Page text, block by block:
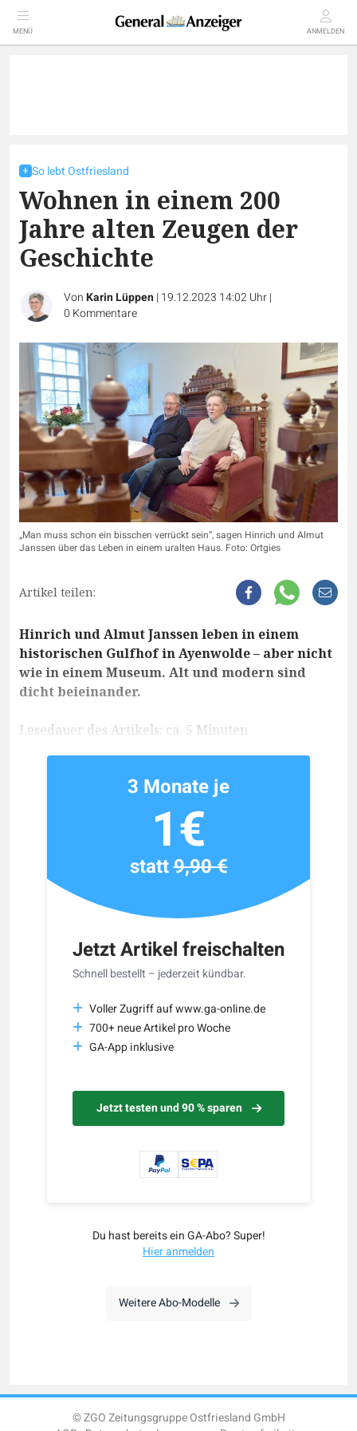
MENÜ ANMELDEN
So lebt Ostfriesland
Wohnen in einem 200
Jahre alten Zeugen der
Geschichte
VonKarin Lüppen| 19.12.2023 14:02 Uhr|
0 Kommentare
„Man muss schon ein bisschen verrückt sein“, sagen Hinrich und Almut
Janssen über das Leben in einem uralten Haus. Foto: Ortgies
Artikel teilen:
Hinrich und Almut Janssen leben in einem
historischen Gulfhof in Ayenwolde – aber nicht
wie in einem Museum. Alt und modern sind
dicht beieinander.
Lesedauer des Artikels: ca. 5 Minuten
Jetzt Artikel freischalten
Schnell bestellt – jederzeit kündbar.
Voller Zugriff auf www.ga-online.de
700+ neue Artikel pro Woche
GA-App inklusive
Jetzt testen und 90 % sparen
3 Monate je
1€
statt9,90 €
Du hast bereits ein GA-Abo? Super!
Hier anmelden
Weitere Abo-Modelle
© ZGO Zeitungsgruppe Ostfriesland GmbH